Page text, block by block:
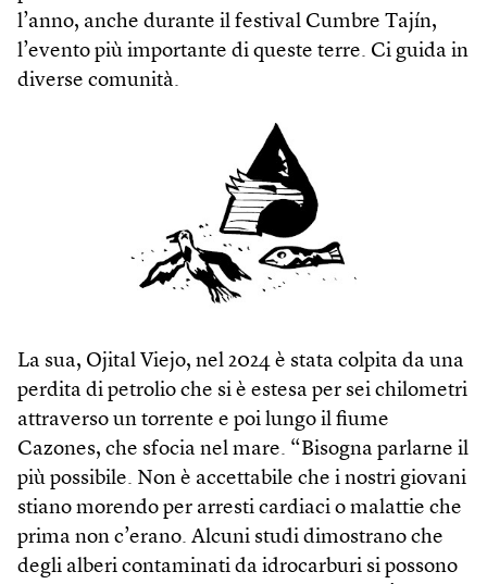
l’anno, anche durante il festival Cumbre Tajín,
l’evento più importante di queste terre. Ci guida in
diverse comunità.
La sua, Ojital Viejo, nel 2024 è stata colpita da una
perdita di petrolio che si è estesa per sei chilometri
attraverso un torrente e poi lungo il fiume
Cazones, che sfocia nel mare. “Bisogna parlarne il
più possibile. Non è accettabile che i nostri giovani
stiano morendo per arresti cardiaci o malattie che
prima non c’erano. Alcuni studi dimostrano che
degli alberi contaminati da idrocarburi si possono